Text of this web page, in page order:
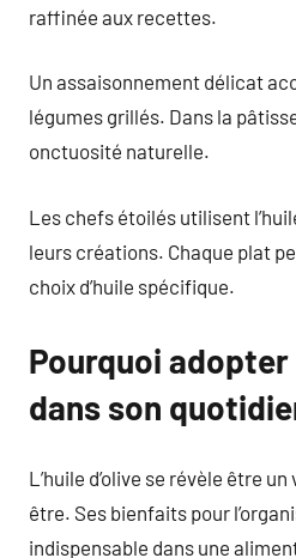
raffinée aux recettes.
Un assaisonnement délicat
légumes grillés. Dans la
onctuosité naturelle.
Les chefs étoilés utilisent
leurs créations. Chaque plat
choix d’huile spécifique.
Pourquoi adopter
dans son
L’huile d’olive se révèle être
être. Ses bienfaits pour
indispensable dans une